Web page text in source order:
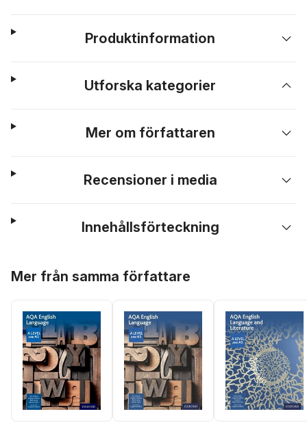
Produktinformation
Utforska kategorier
Mer om författaren
Recensioner i media
Innehållsförteckning
Mer från samma författare